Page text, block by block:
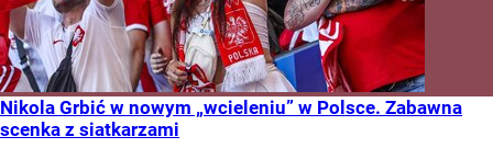
Nikola Grbić w nowym „wcieleniu” w Polsce. Zabawna
scenka z siatkarzami